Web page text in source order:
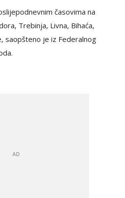
časovima na
Trebinja, Livna, Bihaća,
saopšteno je iz Federalnog